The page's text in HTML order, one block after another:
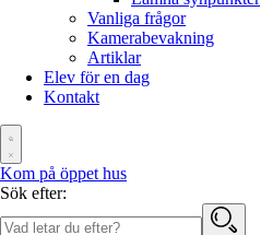
Vanliga frågor
Kamerabevakning
Artiklar
Elev för en dag
Kontakt
Kom på öppet hus
Sök efter: